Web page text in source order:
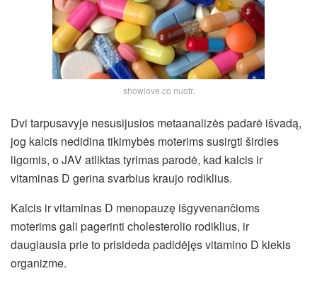
showlove.co nuotr.
Dvi tarpusavyje nesusijusios metaanalizės padarė išvadą,
jog kalcis nedidina tikimybės moterims susirgti širdies
ligomis, o JAV atliktas tyrimas parodė, kad kalcis ir
vitaminas D gerina svarbius kraujo rodiklius.
Kalcis ir vitaminas D menopauzę išgyvenančioms
moterims gali pagerinti cholesterolio rodiklius, ir
daugiausia prie to prisideda padidėjęs vitamino D kiekis
organizme.